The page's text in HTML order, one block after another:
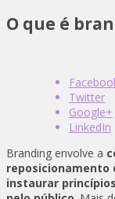
O que é
Twitter
Google+
LinkedIn
Branding envolve a
reposicionamento
instaurar